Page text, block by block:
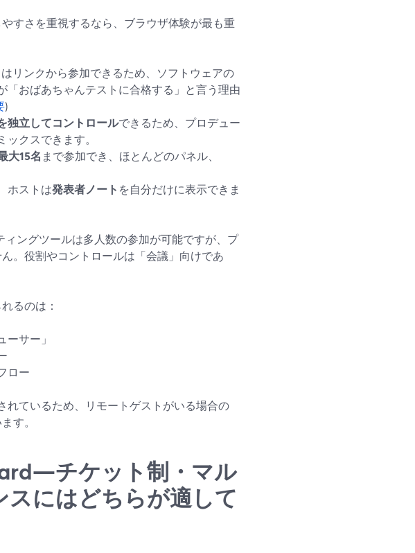
すさを重視するなら、ブラウザ体験が最も重
リンクから参加できるため、ソフトウェアの
おばあちゃんテストに合格する」と言う理由
)
独立してコントロールできるため、プロデュー
クスできます。
大15名 まで参加でき、ほとんどのパネル、
ホストは発表者ノート を自分だけに表示できま
ングツールは多人数の参加が可能ですが、プ
。役割やコントロールは「会議」向けであ
るのは：
サー」
ロー
ているため、リモートゲストがいる場合の
す。
チケット制・マル
にはどちらが適して